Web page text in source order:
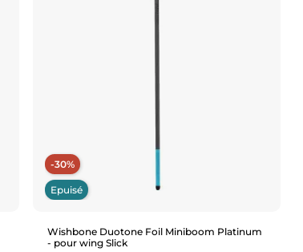
-30%
Epuisé
Wishbone Duotone Foil Miniboom Platinum
- pour wing Slick